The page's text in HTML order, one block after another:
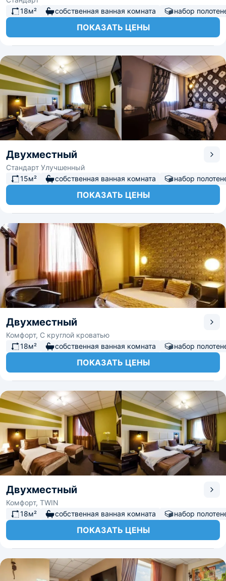
18м²
собственная ванная комната набор
ПОКАЗАТЬ ЦЕНЫ
Двухместный
Стандарт Улучшенный
15м²
собственная ванная комната набор
ПОКАЗАТЬ ЦЕНЫ
Двухместный
Комфорт, С круглой кроватью
18м²
собственная ванная комната набор
ПОКАЗАТЬ ЦЕНЫ
Двухместный
Комфорт, TWIN
18м²
собственная ванная комната набор
ПОКАЗАТЬ ЦЕНЫ